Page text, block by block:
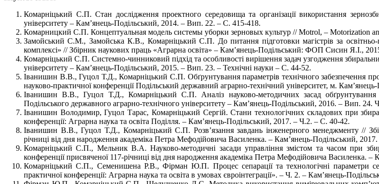
Комарніцький С.П. Стан дослідження проектного середовища та організації використання
університету – Кам’янець-Подільський, 2014. – Вип. 22. – С. 415-418.
Комарницкий С.П. Концептуальная модель системы уборки зерновых культур // Motrol, – Motorization
Замойський С.М., Замойська К.В., Комарніцький С.П. До питання підготовки магістрів за
комплексі» // Збірник наукових праць «Аграрна освіта» – Кам’янець-Подільський: ФОП Сисин Я.І.,
Комарніцький С.П. Системно-чинниковий підхід та особливості вирішення задач узгодження
університету – Кам’янець-Подільський, 2015. – Вип. 23. – Технічні науки – С. 44-52.
Іванишин В.В., Гуцол Т.Д., Комарніцький С.П. Обґрунтування параметрів технічного забезпечення
науково-практичної конференції Подільський державний аграрно-технічний університет, м.
Іванишин В.В., Гуцол Т.Д., Комарніцький С.П. Аналіз науково-методичних засад обґрунтування
Подільського державного аграрно-технічного університету – Кам’янець-Подільський, 2016. – Вип. 24.
Іванишин Володимир, Гуцол Тарас, Комарніцький Сергій. Стани технологічних складових при
конференції: Аграрна наука та освіта Поділля. – Кам’янець-Подільський, 2017. – Ч.2. – С. 40-42.
Іванишин В.В., Гуцол Т.Д., Комарніцький С.П. Розв’язання завдань інженерного менеджменту //
річниці від дня народження академіка Петра Мефодійовича Василенка. – Кам’янець-Подільський,
Комарніцький С.П., Мельник В.А. Науково-методичні засади управління змістом та часом при
конференції присвяченої 117-річниці від дня народження академіка Петра Мефодійовича Василенка.
Комарніцький С.П., Семенишена Р.В., Фірман Ю.П. Процес сепарації та технологічні параметри
практичної конференції: Аграрна наука та освіта в умовах євроінтеграції». – Ч. 2. – Кам’янець-